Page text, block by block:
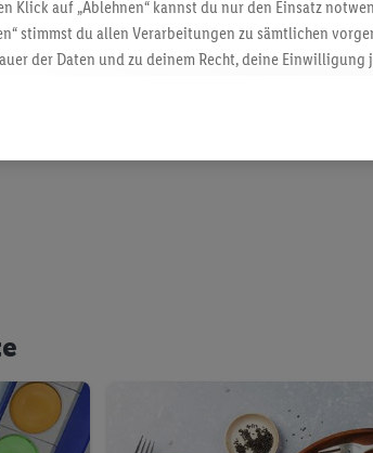
oder Kübelsubstrat, mit Harke
nachstreuen.
Klick auf „Ablehnen“ kannst du nur den Einsatz
stimmst du allen Verarbeitungen zu sämtlichen
der Daten und zu deinem Recht, deine